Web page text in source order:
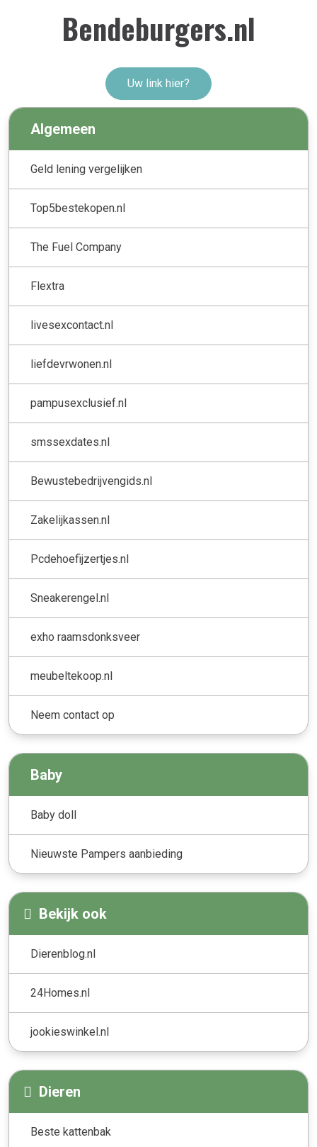
Bendeburgers.nl
Uw link hier?
Algemeen
Geld lening vergelijken
Top5bestekopen.nl
The Fuel Company
Flextra
livesexcontact.nl
liefdevrwonen.nl
pampusexclusief.nl
smssexdates.nl
Bewustebedrijvengids.nl
Zakelijkassen.nl
Pcdehoefijzertjes.nl
Sneakerengel.nl
exho raamsdonksveer
meubeltekoop.nl
Neem contact op
Baby
Baby doll
Nieuwste Pampers aanbieding
Bekijk ook
Dierenblog.nl
24Homes.nl
jookieswinkel.nl
Dieren
Beste kattenbak